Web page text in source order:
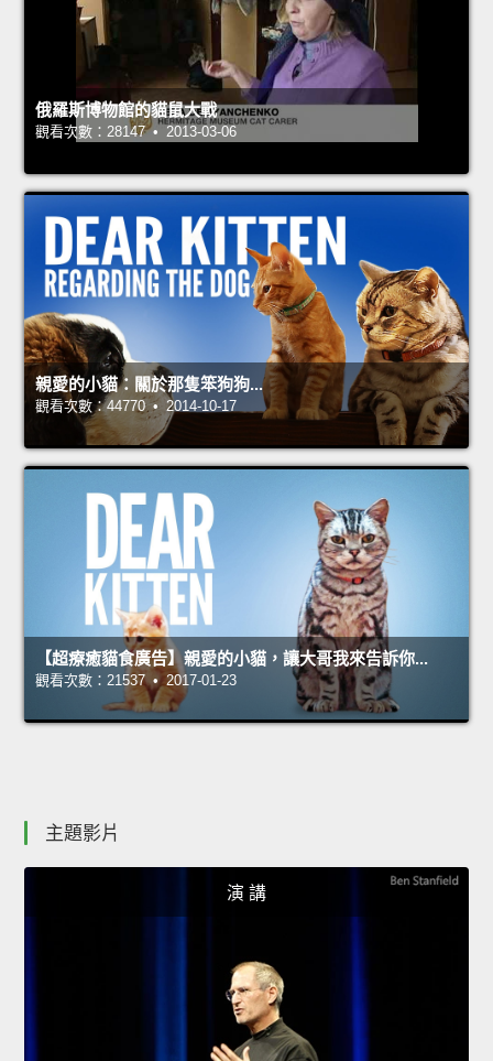
俄羅斯博物館的貓鼠大戰
觀看次數：28147 • 2013-03-06
親愛的小貓：關於那隻笨狗狗...
觀看次數：44770 • 2014-10-17
【超療癒貓食廣告】親愛的小貓，讓大哥我來告訴你...
觀看次數：21537 • 2017-01-23
主題影片
演 講